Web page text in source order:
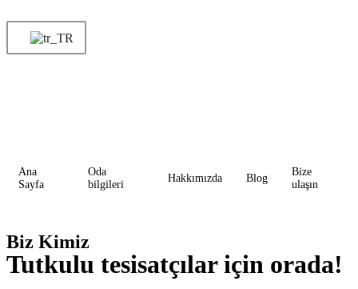
Ana
Sayfa
Oda
bilgileri
Hakkımızda Blog
Bize
ulaşın
Biz Kimiz
Tutkulu tesisatçılar için orada!